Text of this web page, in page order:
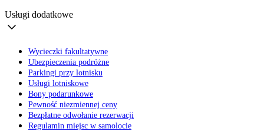
Usługi dodatkowe
Wycieczki fakultatywne
Ubezpieczenia podróżne
Parkingi przy lotnisku
Usługi lotniskowe
Bony podarunkowe
Pewność niezmiennej ceny
Bezpłatne odwołanie rezerwacji
Regulamin miejsc w samolocie